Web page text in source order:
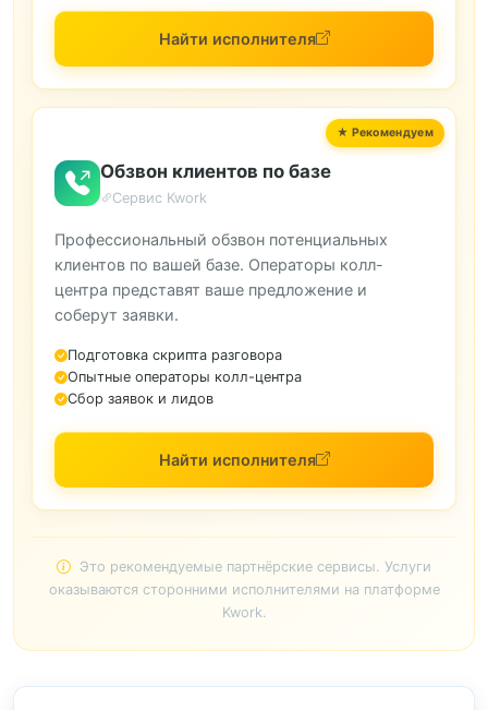
Найти исполнителя
Обзвон клиентов по базе
Сервис Kwork
Профессиональный обзвон потенциальных
клиентов по вашей базе. Операторы колл-
центра представят ваше предложение и
соберут заявки.
Подготовка скрипта разговора
Опытные операторы колл-центра
Сбор заявок и лидов
Найти исполнителя
Это рекомендуемые партнёрские сервисы. Услуги
оказываются сторонними исполнителями на платформе
Kwork.